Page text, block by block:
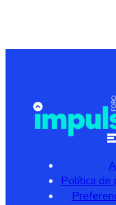
Política de